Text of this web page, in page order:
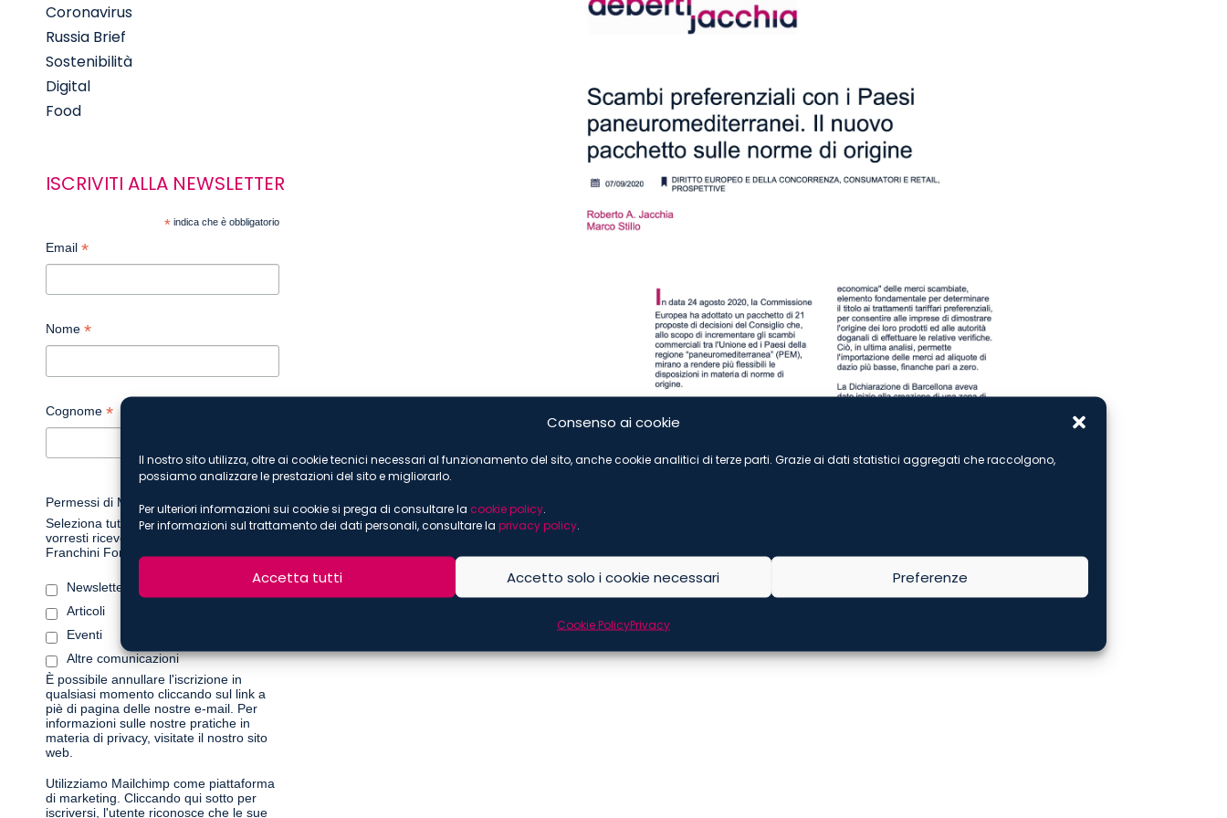
Consenso ai cookie
Il nostro sito utilizza, oltre ai cookie tecnici necessari al funzionamento del sito, anche cookie analitici di terze parti. Grazie ai dati statistici aggregati che raccolgono,
possiamo analizzare le prestazioni del sito e migliorarlo.
Per ulteriori informazioni sui cookie si prega di consultare la cookie policy.
Per informazioni sul trattamento dei dati personali, consultare la privacy policy.
Accetta tutti Accetto solo i cookie necessari Preferenze
Cookie PolicyPrivacy
Coronavirus
Russia Brief
Sostenibilità
Digital
Food
ISCRIVITI ALLA NEWSLETTER
*indica che è obbligatorio
Email *
Nome *
Cognome *
Permessi di Marketing
Seleziona tutti i tipi di informazioni che
vorresti ricevere da De Berti Jacchia
Franchini Forlani:
Newsletter periodiche
Articoli
Eventi
Altre comunicazioni
È possibile annullare l'iscrizione in
qualsiasi momento cliccando sul link a
piè di pagina delle nostre e-mail. Per
informazioni sulle nostre pratiche in
materia di privacy, visitate il nostro sito
web.
Utilizziamo Mailchimp come piattaforma
di marketing. Cliccando qui sotto per
iscriversi, l'utente riconosce che le sue